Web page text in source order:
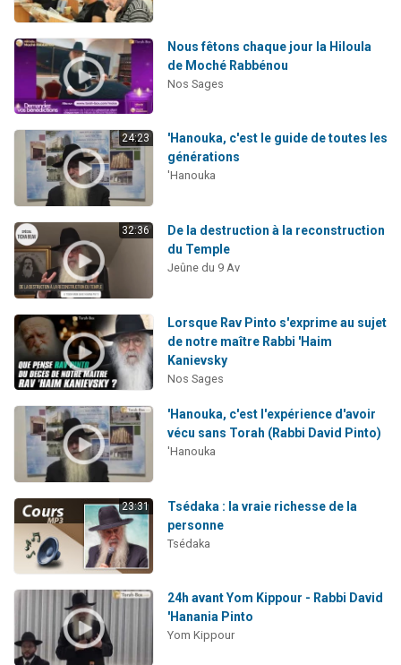
Nous fêtons chaque jour la Hiloula
de Moché Rabbénou
Nos Sages
24:23
'Hanouka, c'est le guide de toutes les
générations
'Hanouka
32:36
De la destruction à la reconstruction
du Temple
Jeûne du 9 Av
Lorsque Rav Pinto s'exprime au sujet
de notre maître Rabbi 'Haim
Kanievsky
Nos Sages
'Hanouka, c'est l'expérience d'avoir
vécu sans Torah (Rabbi David Pinto)
'Hanouka
23:31
Tsédaka : la vraie richesse de la
personne
Tsédaka
24h avant Yom Kippour - Rabbi David
'Hanania Pinto
Yom Kippour